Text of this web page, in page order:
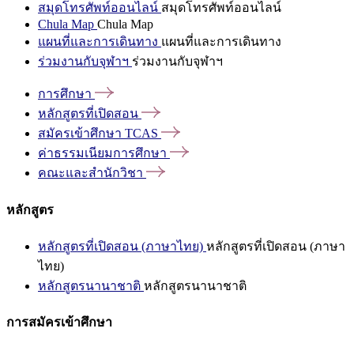
สมุดโทรศัพท์ออนไลน์ สมุดโทรศัพท์ออนไลน์
Chula Map Chula Map
แผนที่และการเดินทาง แผนที่และการเดินทาง
ร่วมงานกับจุฬาฯ ร่วมงานกับจุฬาฯ
การศึกษา
หลักสูตรที่เปิดสอน
สมัครเข้าศึกษา TCAS
ค่าธรรมเนียมการศึกษา
คณะและสำนักวิชา
หลักสูตร
หลักสูตรที่เปิดสอน (ภาษาไทย) หลักสูตรที่เปิดสอน (ภาษา
ไทย)
หลักสูตรนานาชาติ หลักสูตรนานาชาติ
การสมัครเข้าศึกษา